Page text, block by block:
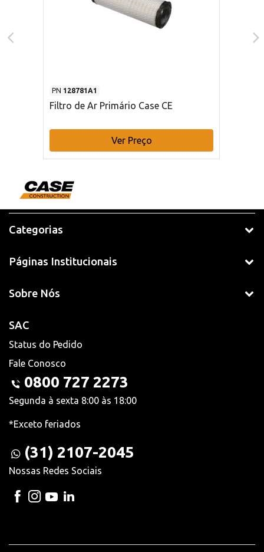
PN 128781A1
Filtro de Ar Primário Case CE
Ver Preço
Categorias
Páginas Institucionais
Sobre Nós
SAC
Status do Pedido
Fale Conosco
0800 727 2273
Segunda à sexta 8:00 às 18:00
*Exceto feriados
(31) 2107-2045
Nossas Redes Sociais